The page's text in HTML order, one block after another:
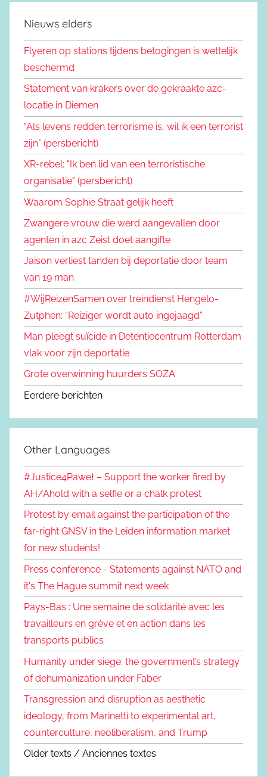
Nieuws elders
Flyeren op stations tijdens betogingen is wettelijk
beschermd
Statement van krakers over de gekraakte azc-
locatie in Diemen
"Als levens redden terrorisme is, wil ik een terrorist
zijn" (persbericht)
XR-rebel: "Ik ben lid van een terroristische
organisatie" (persbericht)
Waarom Sophie Straat gelijk heeft
Zwangere vrouw die werd aangevallen door
agenten in azc Zeist doet aangifte
Jaison verliest tanden bij deportatie door team
van 19 man
#WijReizenSamen over treindienst Hengelo-
Zutphen: “Reiziger wordt auto ingejaagd”
Man pleegt suïcide in Detentiecentrum Rotterdam
vlak voor zijn deportatie
Grote overwinning huurders SOZA
Eerdere berichten
Other Languages
#Justice4Paweł – Support the worker fired by
AH/Ahold with a selfie or a chalk protest
Protest by email against the participation of the
far-right GNSV in the Leiden information market
for new students!
Press conference - Statements against NATO and
it's The Hague summit next week
Pays-Bas : Une semaine de solidarité avec les
travailleurs en grève et en action dans les
transports publics
Humanity under siege: the government’s strategy
of dehumanization under Faber
Transgression and disruption as aesthetic
ideology, from Marinetti to experimental art,
counterculture, neoliberalism, and Trump
Older texts / Anciennes textes